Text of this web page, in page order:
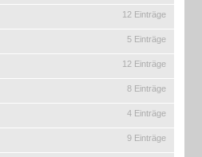
12 Einträge
5 Einträge
12 Einträge
8 Einträge
4 Einträge
9 Einträge